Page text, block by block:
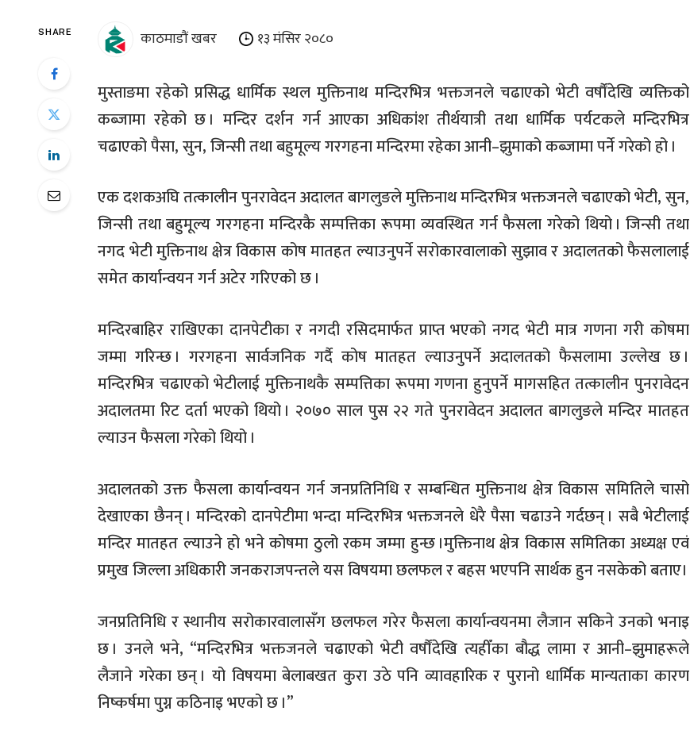
SHARE काठमाडौं खबर १३ मंसिर २०८०
मुस्ताङमा रहेको प्रसिद्ध धार्मिक स्थल मुक्तिनाथ मन्दिरभित्र भक्तजनले चढाएको भेटी वर्षौंदेखि व्यक्तिको
कब्जामा रहेको छ। मन्दिर दर्शन गर्न आएका अधिकांश तीर्थयात्री तथा धार्मिक पर्यटकले मन्दिरभित्र
चढाएको पैसा,सुन,जिन्सी तथा बहुमूल्य गरगहना मन्दिरमा रहेका आनी–झुमाको कब्जामा पर्ने गरेको हो।
एक दशकअघि तत्कालीन पुनरावेदन अदालत बागलुङले मुक्तिनाथ मन्दिरभित्र भक्तजनले चढाएको भेटी,सुन,
जिन्सी तथा बहुमूल्य गरगहना मन्दिरकै सम्पत्तिका रूपमा व्यवस्थित गर्न फैसला गरेको थियो। जिन्सी तथा
नगद भेटी मुक्तिनाथ क्षेत्र विकास कोष मातहत ल्याउनुपर्ने सरोकारवालाको सुझाव र अदालतको फैसलालाई
समेत कार्यान्वयन गर्न अटेर गरिएको छ।
मन्दिरबाहिर राखिएका दानपेटीका र नगदी रसिदमार्फत प्राप्त भएको नगद भेटी मात्र गणना गरी कोषमा
जम्मा गरिन्छ। गरगहना सार्वजनिक गर्दै कोष मातहत ल्याउनुपर्ने अदालतको फैसलामा उल्लेख छ।
मन्दिरभित्र चढाएको भेटीलाई मुक्तिनाथकै सम्पत्तिका रूपमा गणना हुनुपर्ने मागसहित तत्कालीन पुनरावेदन
अदालतमा रिट दर्ता भएको थियो। २०७० साल पुस २२ गते पुनरावेदन अदालत बागलुङले मन्दिर मातहत
ल्याउन फैसला गरेको थियो।
अदालतको उक्त फैसला कार्यान्वयन गर्न जनप्रतिनिधि र सम्बन्धित मुक्तिनाथ क्षेत्र विकास समितिले चासो
देखाएका छैनन्। मन्दिरको दानपेटीमा भन्दा मन्दिरभित्र भक्तजनले धेरै पैसा चढाउने गर्दछन्। सबै भेटीलाई
मन्दिर मातहत ल्याउने हो भने कोषमा ठुलो रकम जम्मा हुन्छ।मुक्तिनाथ क्षेत्र विकास समितिका अध्यक्ष एवं
प्रमुख जिल्ला अधिकारी जनकराजपन्तले यस विषयमा छलफल र बहस भएपनि सार्थक हुन नसकेको बताए।
जनप्रतिनिधि र स्थानीय सरोकारवालासँग छलफल गरेर फैसला कार्यान्वयनमा लैजान सकिने उनको भनाइ
छ। उनले भने, “मन्दिरभित्र भक्तजनले चढाएको भेटी वर्षौंदेखि त्यहीँका बौद्ध लामा र आनी–झुमाहरूले
लैजाने गरेका छन्। यो विषयमा बेलाबखत कुरा उठे पनि व्यावहारिक र पुरानो धार्मिक मान्यताका कारण
निष्कर्षमा पुग्न कठिनाइ भएको छ।”